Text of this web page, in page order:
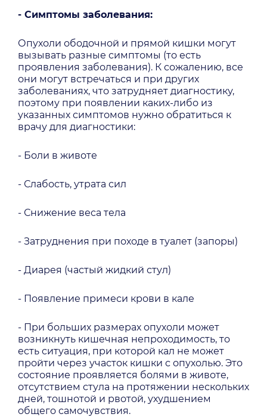
- Симптомы заболевания:
Опухоли ободочной и прямой кишки могут
вызывать разные симптомы (то есть
проявления заболевания). К сожалению, все
они могут встречаться и при других
заболеваниях, что затрудняет диагностику,
поэтому при появлении каких-либо из
указанных симптомов нужно обратиться к
врачу для диагностики:
- Боли в животе
- Слабость, утрата сил
- Снижение веса тела
- Затруднения при походе в туалет (запоры)
- Диарея (частый жидкий стул)
- Появление примеси крови в кале
- При больших размерах опухоли может
возникнуть кишечная непроходимость, то
есть ситуация, при которой кал не может
пройти через участок кишки с опухолью. Это
состояние проявляется болями в животе,
отсутствием стула на протяжении нескольких
дней, тошнотой и рвотой, ухудшением
общего самочувствия.